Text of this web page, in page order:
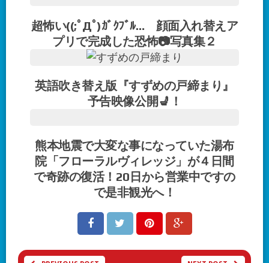
超怖い((;ﾟДﾟ)ｶﾞｸﾌﾞﾙ… 顔面入れ替えア
プリで完成した恐怖📷写真集２
英語吹き替え版『すずめの戸締まり』
予告映像公開💺！
熊本地震で大変な事になっていた湯布
院「フローラルヴィレッジ」が４日間
で奇跡の復活！20日から営業中ですの
で是非観光へ！